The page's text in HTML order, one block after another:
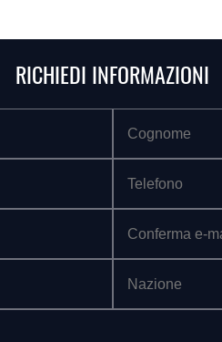
RICHIEDI INFORMAZIONI